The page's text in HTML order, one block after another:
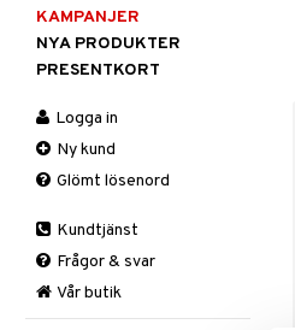
KAMPANJER
NYA PRODUKTER
PRESENTKORT
Logga in
Ny kund
Glömt lösenord
Kundtjänst
Frågor & svar
Vår butik